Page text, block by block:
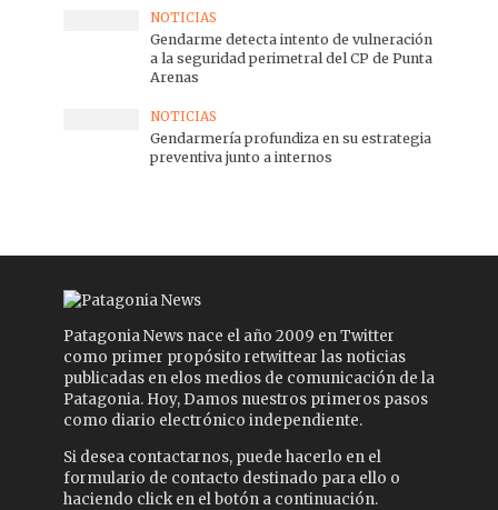
NOTICIAS
Gendarme detecta intento de vulneración
a la seguridad perimetral del CP de Punta
Arenas
NOTICIAS
Gendarmería profundiza en su estrategia
preventiva junto a internos
Patagonia News nace el año 2009 en Twitter
como primer propósito retwittear las noticias
publicadas en elos medios de comunicación de la
Patagonia. Hoy, Damos nuestros primeros pasos
como diario electrónico independiente.
Si desea contactarnos, puede hacerlo en el
formulario de contacto destinado para ello o
haciendo click en el botón a continuación.